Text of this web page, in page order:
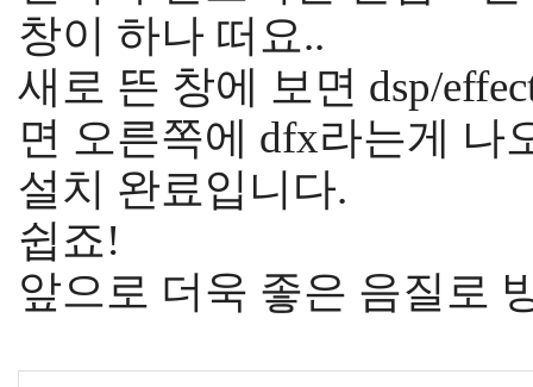
창이 하나 떠요..
새로 뜬 창에 보면 dsp/
면 오른쪽에 dfx라는게 나
설치 완료입니다.
쉽죠!
앞으로 더욱 좋은 음질로